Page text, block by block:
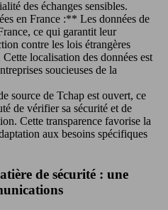
des échanges sensibles.
en France :** Les données de
ce qui garantit leur
contre les lois étrangères
localisation des données est
soucieuses de la
source de Tchap est ouvert, ce
de vérifier sa sécurité et de
Cette transparence favorise la
aux besoins spécifiques
de sécurité : une